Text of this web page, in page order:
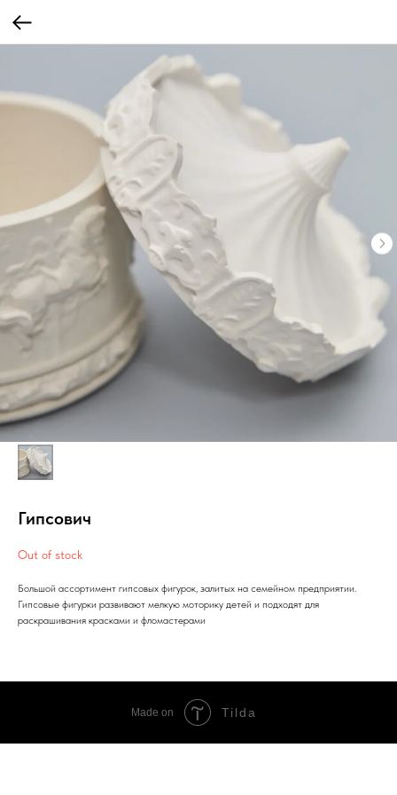
Гипсович
Out of stock
Большой ассортимент гипсовых фигурок, залитых на семейном предприятии.
Гипсовые фигурки развивают мелкую моторику детей и подходят для
раскрашивания красками и фломастерами
Made on Tilda